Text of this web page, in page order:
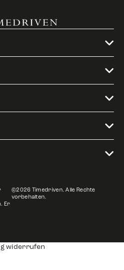
Er
©2026 Timedriven. Alle Rechte
vorbehalten.
widerrufen